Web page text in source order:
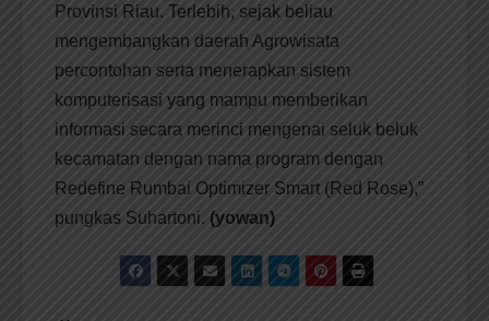
Provinsi Riau. Terlebih, sejak beliau
mengembangkan daerah Agrowisata
percontohan serta menerapkan sistem
komputerisasi yang mampu memberikan
informasi secara merinci mengenai seluk beluk
kecamatan dengan nama program dengan
Redefine Rumbai Optimizer Smart (Red Rose),”
pungkas Suhartoni. (yowan)